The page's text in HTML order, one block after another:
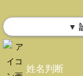
▼
姓名判断